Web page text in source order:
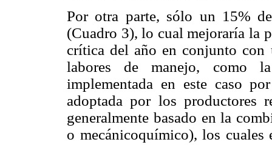
Por otra parte, sólo un 15%
(Cuadro 3), lo cual mejoraría la
crítica del año en conjunto
labores de manejo, como
implementada en este caso
adoptada por los productores
generalmente basado en la
o mecánicoquímico), los